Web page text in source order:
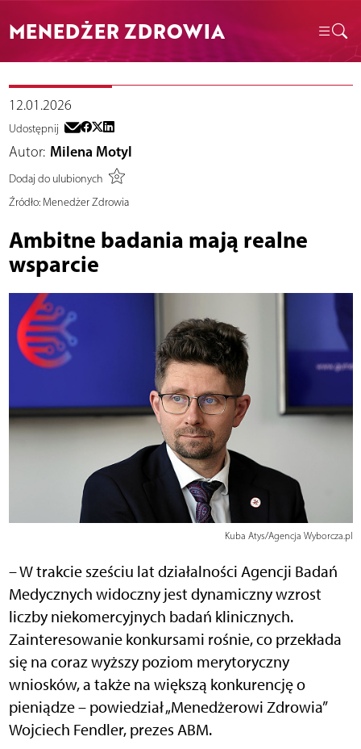
MENEDŻER ZDROWIA
12.01.2026
Udostępnij
Autor: Milena Motyl
Dodaj do ulubionych
Źródło:Menedżer Zdrowia
Ambitne badania mają realne
wsparcie
Kuba Atys/Agencja Wyborcza.pl
– W trakcie sześciu lat działalności Agencji Badań
Medycznych widoczny jest dynamiczny wzrost
liczby niekomercyjnych badań klinicznych.
Zainteresowanie konkursami rośnie, co przekłada
się na coraz wyższy poziom merytoryczny
wniosków, a także na większą konkurencję o
pieniądze – powiedział „Menedżerowi Zdrowia”
Wojciech Fendler, prezes ABM.